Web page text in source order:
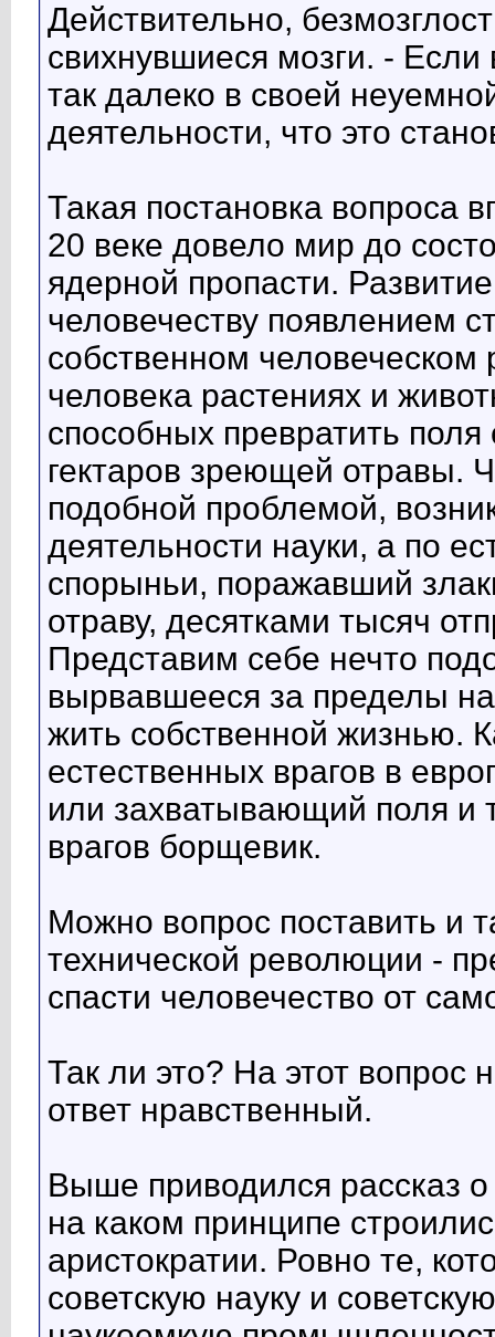
Действительно,
свихнувшиеся мозги. - Если
так далеко в своей
деятельности, что это
Такая постановка вопроса
20 веке довело мир до
ядерной пропасти.
человечеству появлением
собственном
человека растениях и
способных превратить
гектаров зреющей отравы.
подобной проблемой,
деятельности науки, а по
спорыньи, поражавший
отраву, десятками тысяч
Представим себе нечто
вырвавшееся за пределы
жить собственной жизнью.
естественных врагов в
или захватывающий поля
врагов борщевик.
Можно вопрос поставить и
технической революции -
спасти человечество от
Так ли это? На этот вопрос
ответ нравственный.
Выше приводился рассказ
на каком принципе
аристократии. Ровно те,
советскую науку и